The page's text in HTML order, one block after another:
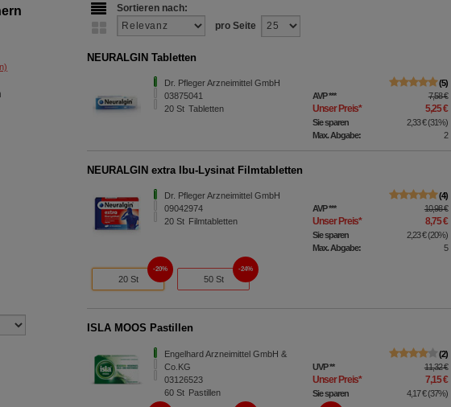
Sortieren nach:
pro Seite
NEURALGIN Tabletten
Dr. Pfleger Arzneimittel GmbH
03875041
20St Tabletten
5
AVP*** 7,58 €
Unser Preis* 5,25 €
Sie sparen 2,33 €(31%)
Max. Abgabe:
2
NEURALGIN extra Ibu-Lysinat Filmtabletten
Dr. Pfleger Arzneimittel GmbH
09042974
20St Filmtabletten
4
AVP*** 10,98 €
Unser Preis* 8,75 €
Sie sparen 2,23 €(20%)
Max. Abgabe:
5
20 St
20%
50 St
24%
ISLA MOOS Pastillen
Engelhard Arzneimittel GmbH &
Co.KG
03126523
60St Pastillen
2
UVP** 11,32 €
Unser Preis* 7,15 €
Sie sparen 4,17 €(37%)